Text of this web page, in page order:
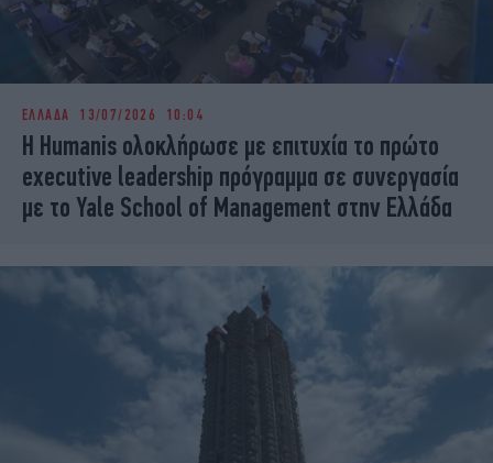
ΕΛΛΑΔΑ 13/07/2026 10:04
Η Humanis ολοκλήρωσε με επιτυχία το πρώτο
executive leadership πρόγραμμα σε συνεργασία
με το Yale School of Management στην Ελλάδα